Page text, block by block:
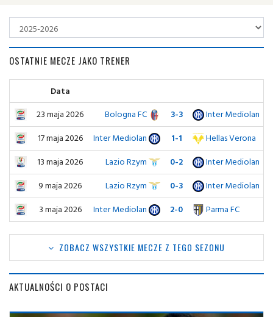
OSTATNIE MECZE JAKO TRENER
Data
23 maja 2026
Bologna FC 3-3
Inter Mediolan
17 maja 2026
Inter Mediolan 1-1
Hellas Verona
13 maja 2026
Lazio Rzym 0-2
Inter Mediolan
9 maja 2026
Lazio Rzym 0-3
Inter Mediolan
3 maja 2026
Inter Mediolan 2-0 Parma FC
ZOBACZ WSZYSTKIE MECZE Z TEGO SEZONU
AKTUALNOŚCI O POSTACI